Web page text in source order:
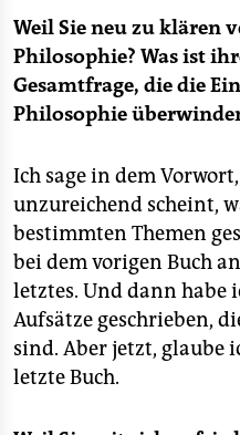
Weil Sie neu zu klären
Philosophie? Was ist
Gesamtfrage, die die
Philosophie
Ich sage in dem
unzureichend scheint,
bestimmten Themen
bei dem vorigen Buch
letztes. Und dann habe
Aufsätze geschrieben,
sind. Aber jetzt, glaube
letzte Buch.